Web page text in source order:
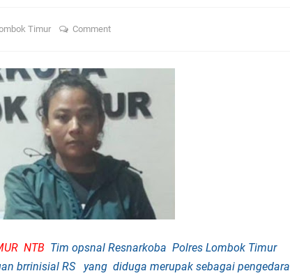
Pengamanan MotoGP 2026
Kontingen Peraih Juara III Badminton Kapolri Cup 2026
Upaya Cegah Gangguan Kamtibmas Lewat Patroli
Kawal Prosesi Ngaben di Cilinaya
ke-81, Polsek Mataram Bagikan Bendera Merah Putih
Timur Comment
NTB Tim opsnal Resnarkoba Polres Lombok Timur
brrinisial RS yang diduga merupak sebagai pengedara